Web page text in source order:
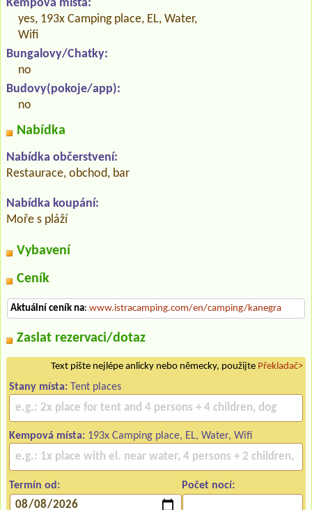
Kempová místa:
yes, 193x Camping place, EL, Water,
Wifi
Bungalovy/Chatky:
no
Budovy(pokoje/app):
no
Nabídka
Nabídka občerstvení:
Restaurace, obchod, bar
Nabídka koupání:
Moře s pláží
Vybavení
Ceník
Aktuální ceník na: www.istracamping.com/en/camping/kanegra
Zaslat rezervaci/dotaz
Text pište nejlépe anlicky nebo německy, použijte Překladač>
Stany místa: Tent places
Kempová místa: 193x Camping place, EL, Water, Wifi
Termín od: Počet nocí: